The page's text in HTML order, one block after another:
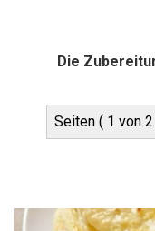
Die
Seiten ( 1 von 2